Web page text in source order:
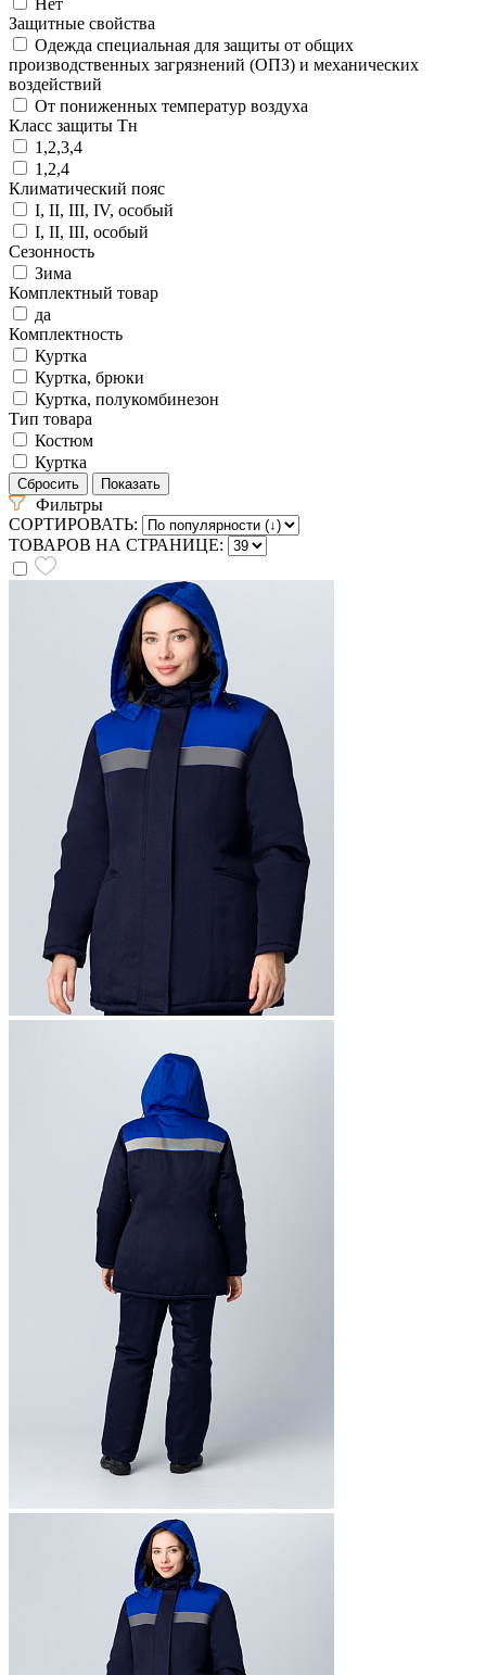
Защитные свойства
Одежда специальная для защиты от общих
производственных загрязнений (ОПЗ) и механических
воздействий
От пониженных температур воздуха
Класс защиты Тн
1,2,3,4
1,2,4
Климатический пояс
I, II, III, IV, особый
I, II, III, особый
Сезонность
Зима
Комплектный товар
да
Комплектность
Куртка
Куртка, брюки
Куртка, полукомбинезон
Тип товара
Костюм
Куртка
Фильтры
СОРТИРОВАТЬ:
ТОВАРОВ НА СТРАНИЦЕ: